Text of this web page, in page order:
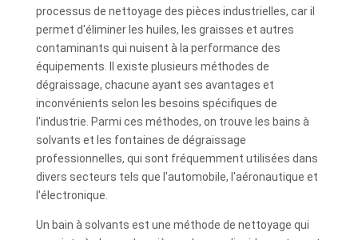
processus de nettoyage des pièces industrielles, car il
permet d'éliminer les huiles, les graisses et autres
contaminants qui nuisent à la performance des
équipements. Il existe plusieurs méthodes de
dégraissage, chacune ayant ses avantages et
inconvénients selon les besoins spécifiques de
l'industrie. Parmi ces méthodes, on trouve les bains à
solvants et les fontaines de dégraissage
professionnelles, qui sont fréquemment utilisées dans
divers secteurs tels que l'automobile, l'aéronautique et
l'électronique.
Un bain à solvants est une méthode de nettoyage qui